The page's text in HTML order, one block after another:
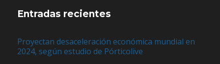
Entradas recientes
Proyectan desaceleración económica mundial en
2024, según estudio de Pórticolive